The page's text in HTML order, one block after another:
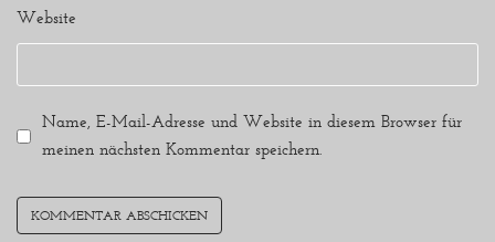
Website
Name, E-Mail-Adresse und Website in diesem Browser für
meinen nächsten Kommentar speichern.